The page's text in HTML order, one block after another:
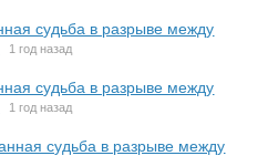
судьба в разрыве между
1 год назад
судьба в разрыве между
1 год назад
судьба в разрыве между